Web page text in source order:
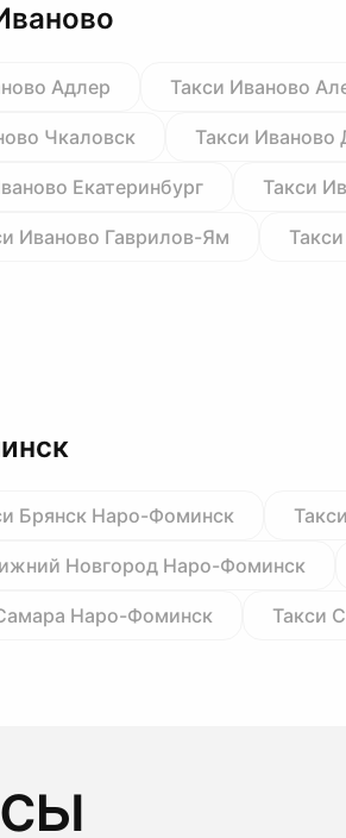
Адлер Такси Иваново
Чкаловск Такси Иваново
Екатеринбург Такси
Иваново Гаврилов-Ям
Брянск Наро-Фоминск
Новгород Наро-Фоминск
Наро-Фоминск Такси